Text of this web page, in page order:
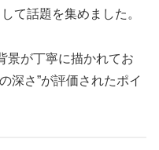
て話題を集めました。
景が丁寧に描かれてお
深さ”が評価されたポイ